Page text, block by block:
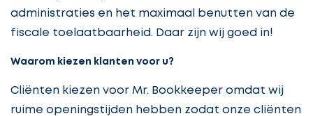
administraties en het maximaal benutten van de
fiscale toelaatbaarheid. Daar zijn wij goed in!
Waarom kiezen klanten voor u?
Cliënten kiezen voor Mr. Bookkeeper omdat wij
ruime openingstijden hebben zodat onze cliënten